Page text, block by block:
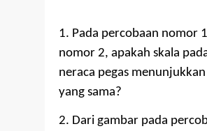
1. Pada percobaan nomor
nomor 2, apakah skala
neraca pegas
yang sama?
2. Dari gambar pada